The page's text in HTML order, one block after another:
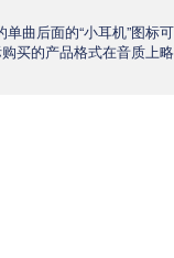
曲后面的“小耳机”图标
买的产品格式在音质上略